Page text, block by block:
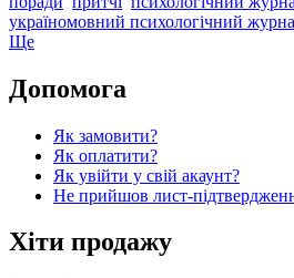
україномовний психологічний
Ще
Допомога
Як замовити?
Як оплатити?
Як увійти у свій акаунт?
Не прийшов лист-
Хіти продажу